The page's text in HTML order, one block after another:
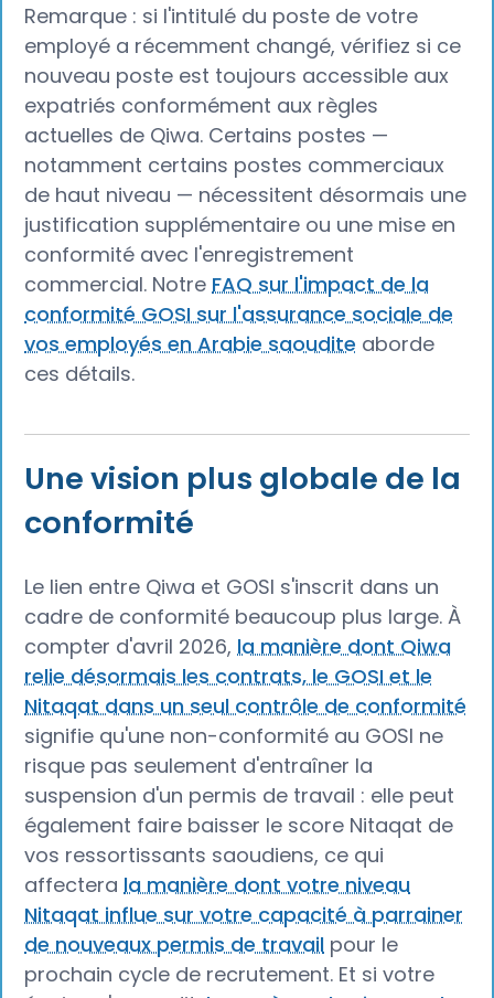
Remarque : si l'intitulé du poste de votre
employé a récemment changé, vérifiez si ce
nouveau poste est toujours accessible aux
expatriés conformément aux règles
actuelles de Qiwa. Certains postes —
notamment certains postes commerciaux
de haut niveau — nécessitent désormais une
justification supplémentaire ou une mise en
conformité avec l'enregistrement
commercial. Notre FAQ sur l'impact de la
conformité GOSI sur l'assurance sociale de
vos employés en Arabie saoudite aborde
ces détails.
Une vision plus globale de la
conformité
Le lien entre Qiwa et GOSI s'inscrit dans un
cadre de conformité beaucoup plus large. À
compter d'avril 2026,la manière dont Qiwa
relie désormais les contrats, le GOSI et le
Nitaqat dans un seul contrôle de conformité
signifie qu'une non-conformité au GOSI ne
risque pas seulement d'entraîner la
suspension d'un permis de travail : elle peut
également faire baisser le score Nitaqat de
vos ressortissants saoudiens, ce qui
affecterala manière dont votre niveau
Nitaqat influe sur votre capacité à parrainer
de nouveaux permis de travail pour le
prochain cycle de recrutement. Et si votre